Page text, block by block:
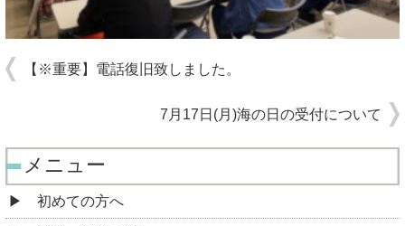
【※重要】電話復旧致しました。
7月17日(月)海の日の受付について
メニュー
初めての方へ